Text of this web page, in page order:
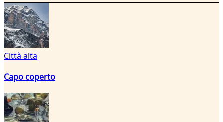
Città alta
Capo coperto